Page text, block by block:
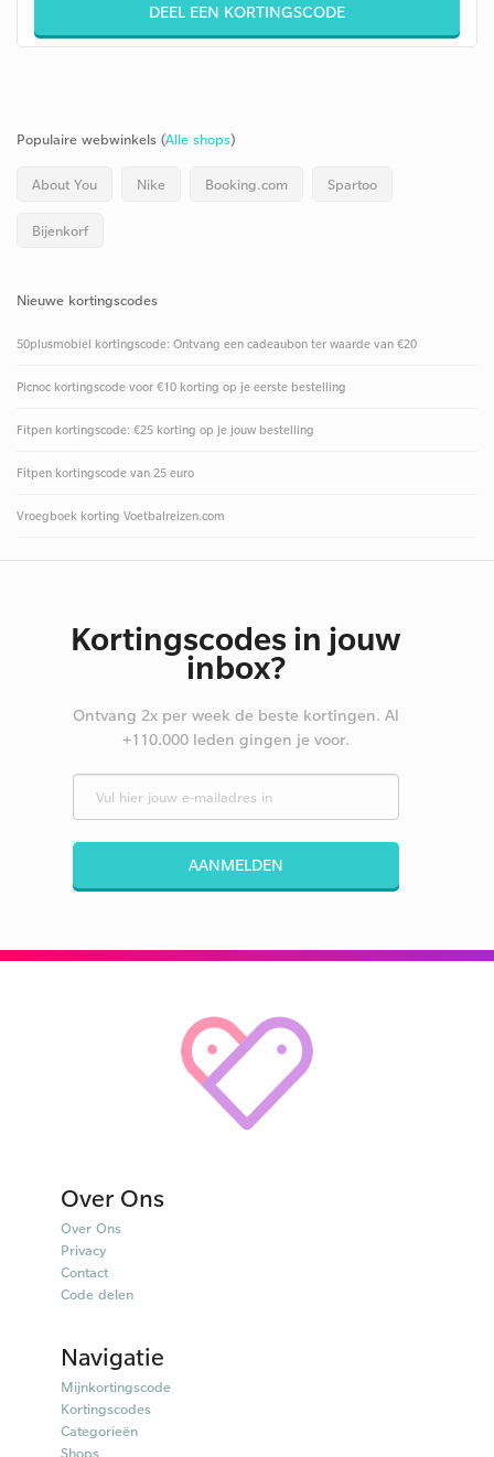
DEEL EEN KORTINGSCODE
Populaire webwinkels (Alle shops)
About You Nike Booking.com Spartoo
Bijenkorf
Nieuwe kortingscodes
50plusmobiel kortingscode: Ontvang een cadeaubon ter waarde van €20
Picnoc kortingscode voor €10 korting op je eerste bestelling
Fitpen kortingscode: €25 korting op je jouw bestelling
Fitpen kortingscode van 25 euro
Vroegboek korting Voetbalreizen.com
Kortingscodes in jouw
inbox?
Ontvang 2x per week de beste kortingen. Al
+110.000 leden gingen je voor.
AANMELDEN
Over Ons
Over Ons
Privacy
Contact
Code delen
Navigatie
Mijnkortingscode
Kortingscodes
Categorieën
Shops